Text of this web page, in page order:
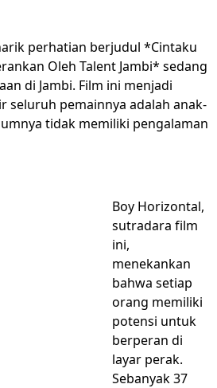
perhatian berjudul *Cintaku
Oleh Talent Jambi* sedang
di Jambi. Film ini menjadi
seluruh pemainnya adalah anak-
tidak memiliki pengalaman
Boy Horizontal,
sutradara film
ini,
menekankan
bahwa setiap
orang memiliki
potensi untuk
berperan di
layar perak.
Sebanyak 37